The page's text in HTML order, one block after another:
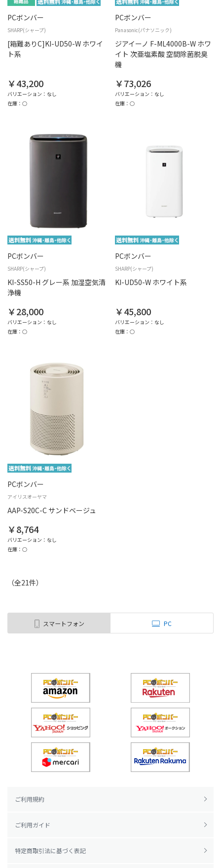
PCボンバー
SHARP(シャープ)
[箱難ありC]KI-UD50-W ホワイ
ト系
￥43,200
バリエーション：なし
在庫：○
PCボンバー
Panasonic(パナソニック)
ジアイーノ F-ML4000B-W ホワ
イト 次亜塩素酸 空間除菌脱臭
機
￥73,026
バリエーション：なし
在庫：○
PCボンバー
SHARP(シャープ)
KI-SS50-H グレー系 加湿空気清
浄機
￥28,000
バリエーション：なし
在庫：○
PCボンバー
SHARP(シャープ)
KI-UD50-W ホワイト系
￥45,800
バリエーション：なし
在庫：○
PCボンバー
アイリスオーヤマ
AAP-S20C-C サンドベージュ
￥8,764
バリエーション：なし
在庫：○
（全21件）
スマートフォン PC
ご利用規約
ご利用ガイド
特定商取引法に基づく表記